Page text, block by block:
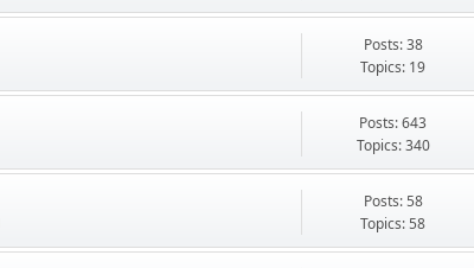
Posts: 38
Topics: 19
Posts: 643
Topics: 340
Posts: 58
Topics: 58